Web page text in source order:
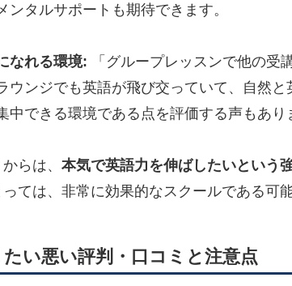
ンタルサポートも期待できます。
なれる環境: 「グループレッスンで他の受
ウンジでも英語が飛び交っていて、自然
中できる環境である点を評価する声もあり
らは、 本気で英語力を伸ばしたいという
っては、非常に効果的なスクールである可
い悪い評判・口コミと注意点